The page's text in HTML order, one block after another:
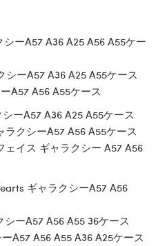
ーA57 A36 A25 A56 A55ケー
ーA57 A36 A25 A55ケース
A57 A56 A55ケース
ーA57 A36 A25 A55ケース
クシーA57 A56 A55ケース
イス ギャラクシー A57 A56
ギャラクシーA57 A56
シーA57 A56 A55 36ケース
A57 A56 A55 A36 A25ケース